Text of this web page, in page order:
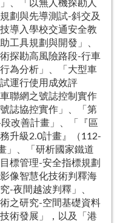
、「以無人機探勘人
劃與先導測試-斜交及
導入學校交通安全教
工具規劃與開發」、
探勘高風險路段-行車
為分析」、「大型車
運行使用成效評
聯網之號誌控制實作
誌協控實作」、「第
改善計畫」、「『區
升級2.0計畫』（112-
」、「研析國家鐵道
標管理-安全指標規劃
像智慧化技術判釋海
-夜間越波判釋」、
之研究-空間基礎資料
術發展」，以及「港